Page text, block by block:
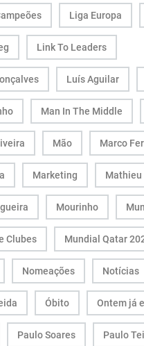
Liga Europa
Link To Leaders
Luís Aguilar
Man In The Middle
Mão Marco
Marketing Mathieu
Mourinho
Clubes Mundial Qatar
Nomeações Notícias
Óbito Ontem já
Paulo Soares Paulo